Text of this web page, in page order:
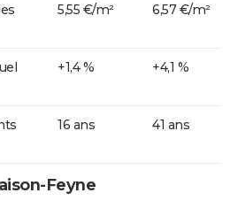
5,55 €/m² 6,57 €/m²
+1,4 % +4,1 %
16 ans 41 ans
Feyne